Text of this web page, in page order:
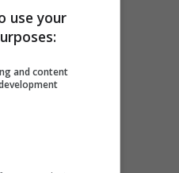
del
feriti
use your
and content